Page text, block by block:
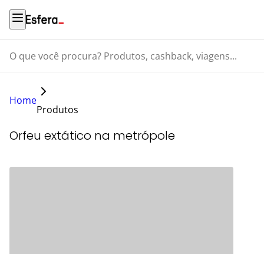
O que você procura? Produtos, cashback, viagens...
Home
Produtos
Orfeu extático na metrópole